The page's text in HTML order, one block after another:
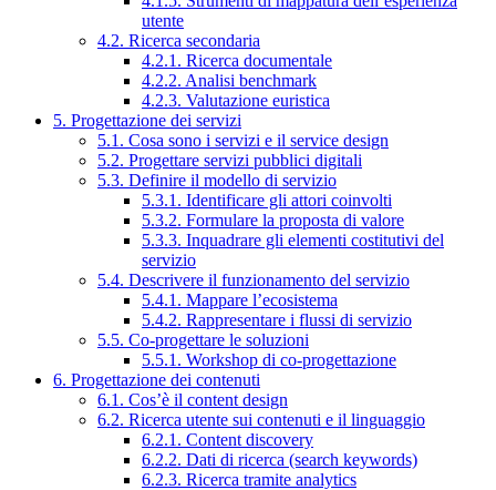
utente
4.2. Ricerca secondaria
4.2.1. Ricerca documentale
4.2.2. Analisi benchmark
4.2.3. Valutazione euristica
5. Progettazione dei servizi
5.1. Cosa sono i servizi e il service design
5.2. Progettare servizi pubblici digitali
5.3. Definire il modello di servizio
5.3.1. Identificare gli attori coinvolti
5.3.2. Formulare la proposta di valore
5.3.3. Inquadrare gli elementi costitutivi del
servizio
5.4. Descrivere il funzionamento del servizio
5.4.1. Mappare l’ecosistema
5.4.2. Rappresentare i flussi di servizio
5.5. Co-progettare le soluzioni
5.5.1. Workshop di co-progettazione
6. Progettazione dei contenuti
6.1. Cos’è il content design
6.2. Ricerca utente sui contenuti e il linguaggio
6.2.1. Content discovery
6.2.2. Dati di ricerca (search keywords)
6.2.3. Ricerca tramite analytics